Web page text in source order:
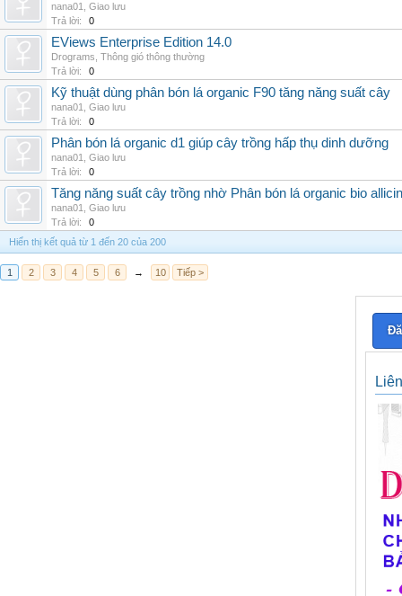
nana01
Giao lưu
Trả lời:
0
EViews Enterprise Edition 14.0
Drograms Thông gió thông thường
Trả lời:
0
Kỹ thuật dùng phân bón lá organic F90 tăng năng suất cây
nana01
Giao lưu
Trả lời:
0
Phân bón lá organic d1 giúp cây trồng hấp thụ dinh dưỡng
nana01
Giao lưu
Trả lời:
0
Tăng năng suất cây trồng nhờ Phân bón lá organic bio allicin
nana01
Giao lưu
Trả lời:
0
Hiển thị kết quả từ 1 đến 20 của 200
1 2 3 4 5 6 → 10 Tiếp >